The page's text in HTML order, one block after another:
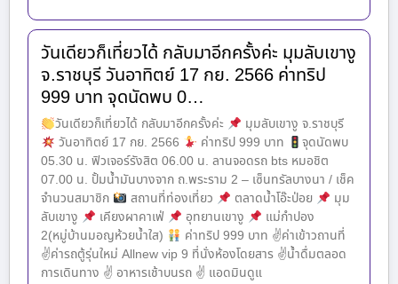
วันเดียวก็เที่ยวได้ กลับมาอีกครั้งค่ะ มุมลับเขางู
จ.ราชบุรี วันอาทิตย์ 17 กย. 2566 ค่าทริป
999 บาท จุดนัดพบ 0…
วันเดียวก็เที่ยวได้ กลับมาอีกครั้งค่ะ
มุมลับเขางู จ.ราชบุรี
วันอาทิตย์ 17 กย. 2566
ค่าทริป 999 บาท
จุดนัดพบ
05.30 น. ฟิวเจอร์รังสิต 06.00 น. ลานจอดรถ bts หมอชิต
07.00 น. ปั้มน้ำมันบางจาก ถ.พระราม 2 – เซ็นทรัลบางนา / เช็ค
จำนวนสมาชิก
สถานที่ท่องเที่ยว ตลาดน้ำโอ๊ะป่อย
มุม
ลับเขางู
เคียงผาคาเฟ่ อุทยานเขางู
แม่กำปอง
2(หมู่บ้านมอญห้วยน้ำใส)
ค่าทริป 999 บาท ✌ค่าเข้าวถานที่
✌ค่ารถตู้รุ่นใหม่ Allnew vip 9 ที่นั่งห้องโดยสาร ✌น้ำดื่มตลอด
การเดินทาง ✌ อาหารเช้าบนรถ ✌ แอดมินดูแ